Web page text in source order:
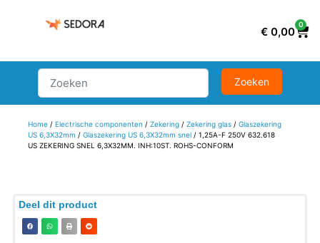
€ 0,00
0
Home/ Electrische componenten / Zekering/ Zekering glas/ Glaszekering
US 6,3X32mm / Glaszekering US 6,3X32mm snel/ 1,25A-F 250V 632.618
US ZEKERING SNEL 6,3X32MM. INH:10ST. ROHS-CONFORM
Deel dit product